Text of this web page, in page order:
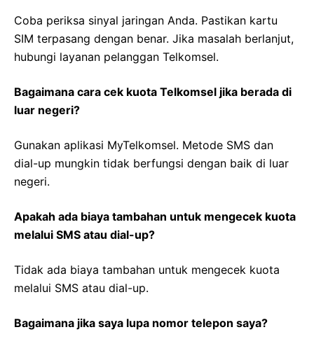
Coba periksa sinyal jaringan Anda. Pastikan kartu
SIM terpasang dengan benar. Jika masalah berlanjut,
hubungi layanan pelanggan Telkomsel.
Bagaimana cara cek kuota Telkomsel jika berada di
luar negeri?
Gunakan aplikasi MyTelkomsel. Metode SMS dan
dial-up mungkin tidak berfungsi dengan baik di luar
negeri.
Apakah ada biaya tambahan untuk mengecek kuota
melalui SMS atau dial-up?
Tidak ada biaya tambahan untuk mengecek kuota
melalui SMS atau dial-up.
Bagaimana jika saya lupa nomor telepon saya?